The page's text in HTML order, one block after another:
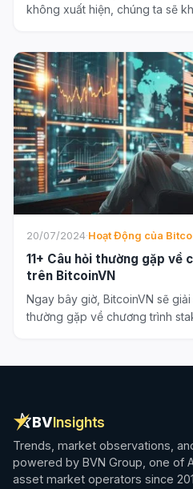
không xuất hiện, chúng ta sẽ
20/07/2024·Hoạt Động của
11+ Câu hỏi thường gặp về
trên BitcoinVN
Ngay bây giờ, BitcoinVN sẽ giải
thường gặp về chương trình
BVInsights
Trends, market observations,
powered by BVN Group, one of
asset market operators since